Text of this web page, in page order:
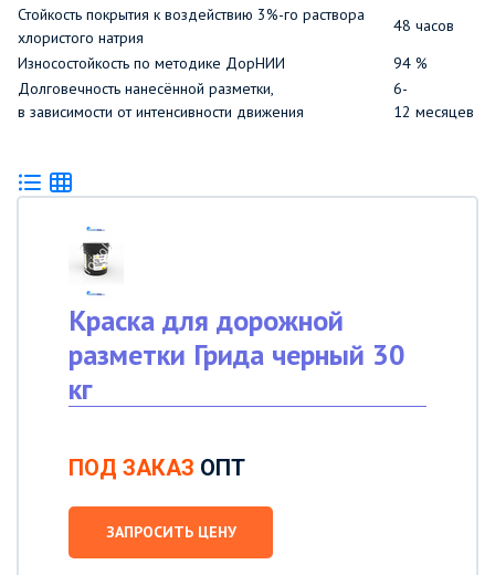
Стойкость покрытия к воздействию 3%-го раствора
хлористого натрия
48 часов
Износостойкость по методике ДорНИИ
94 %
Долговечность нанесённой разметки,
в зависимости от интенсивности движения
6-
12 месяцев
Краска для дорожной
разметки Грида черный 30
кг
ПОД ЗАКАЗ ОПТ
ЗАПРОСИТЬ ЦЕНУ